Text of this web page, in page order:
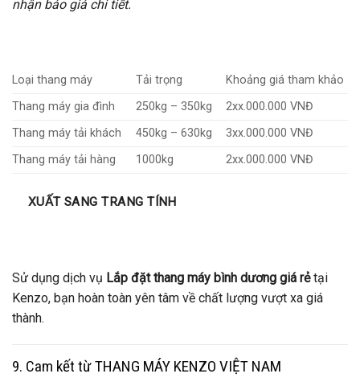
nhận báo giá chi tiết.
Loại thang máy Tải trọng
Khoảng giá tham khảo
Thang máy gia đình
250kg – 350kg
2xx.000.000 VNĐ
Thang máy tải khách
450kg – 630kg
3xx.000.000 VNĐ
Thang máy tải hàng
1000kg 2xx.000.000 VNĐ
XUẤT SANG TRANG TÍNH
Sử dụng dịch vụ Lắp đặt thang máy bình dương giá rẻtại
Kenzo, bạn hoàn toàn yên tâm về chất lượng vượt xa giá
thành.
9. Cam kết từ THANG MÁY KENZO VIỆT NAM